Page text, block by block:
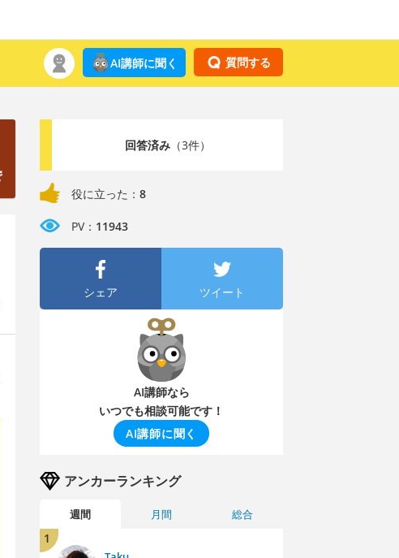
質問する
AI講師に聞く
回答済み（3件）
役に立った： 8
PV： 11943
シェア ツイート
AI講師なら
いつでも相談可能です！
AI講師に聞く
アンカーランキング
週間 月間 総合
1